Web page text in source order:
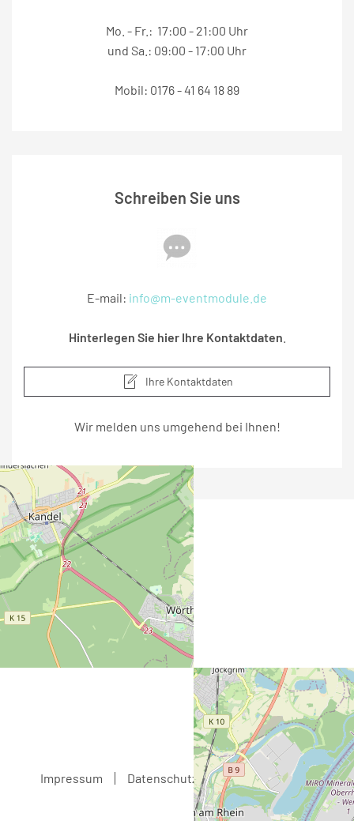
Mo. - Fr.: 17:00 - 21:00 Uhr
und Sa.: 09:00 - 17:00 Uhr
Mobil: 0176 - 41 64 18 89
Schreiben Sie uns
E-mail: info@m-eventmodule.de
Hinterlegen Sie hier Ihre Kontaktdaten
Ihre Kontaktdaten
Wir melden uns umgehend bei Ihnen!
Impressum Datenschutz AGB Kontakt